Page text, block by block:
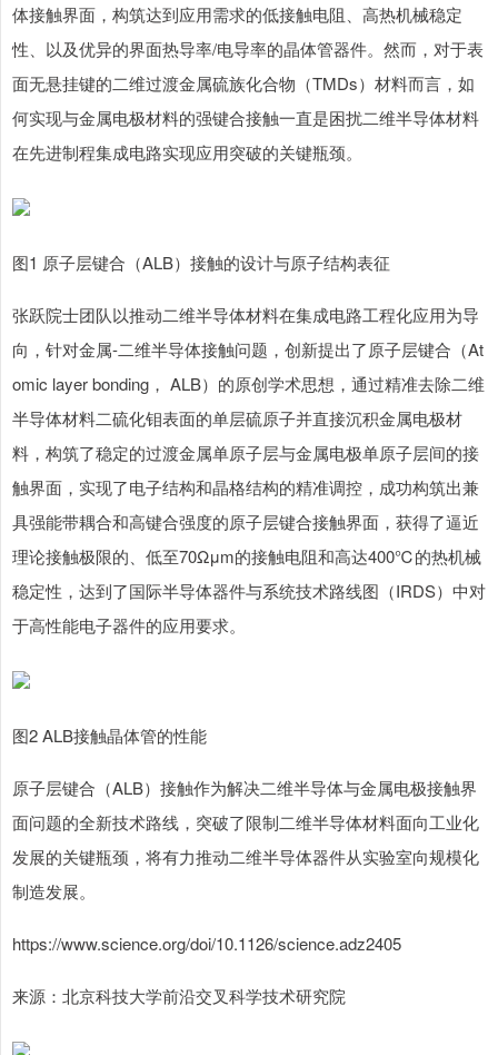
体接触界面，构筑达到应用需求的低接触电阻、高热机械稳定
性、以及优异的界面热导率/电导率的晶体管器件。然而，对于表
面无悬挂键的二维过渡金属硫族化合物（TMDs）材料而言，如
何实现与金属电极材料的强键合接触一直是困扰二维半导体材料
在先进制程集成电路实现应用突破的关键瓶颈。
图1 原子层键合（ALB）接触的设计与原子结构表征
张跃院士团队以推动二维半导体材料在集成电路工程化应用为导
向，针对金属-二维半导体接触问题，创新提出了原子层键合（At
omic layer bonding， ALB）的原创学术思想，通过精准去除二维
半导体材料二硫化钼表面的单层硫原子并直接沉积金属电极材
料，构筑了稳定的过渡金属单原子层与金属电极单原子层间的接
触界面，实现了电子结构和晶格结构的精准调控，成功构筑出兼
具强能带耦合和高键合强度的原子层键合接触界面，获得了逼近
理论接触极限的、低至70Ωμm的接触电阻和高达400℃的热机械
稳定性，达到了国际半导体器件与系统技术路线图（IRDS）中对
于高性能电子器件的应用要求。
图2 ALB接触晶体管的性能
原子层键合（ALB）接触作为解决二维半导体与金属电极接触界
面问题的全新技术路线，突破了限制二维半导体材料面向工业化
发展的关键瓶颈，将有力推动二维半导体器件从实验室向规模化
制造发展。
https://www.science.org/doi/10.1126/science.adz2405
来源：北京科技大学前沿交叉科学技术研究院
深证成指 14110.12 -34.08 -0.24%
北证50 1122.88 +3.42